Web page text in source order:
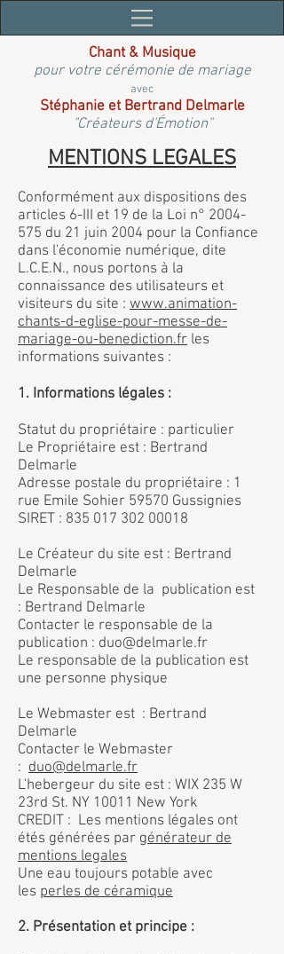
Chant & Musique
pour votre cérémonie de mariage
avec
Stéphanie et Bertrand Delmarle
"Créateurs d'Émotion"
MENTIONS LEGALES
Conformément aux dispositions des
articles 6-III et 19 de la Loi n° 2004-
575 du 21 juin 2004 pour la Confiance
dans l'économie numérique, dite
L.C.E.N., nous portons à la
connaissance des utilisateurs et
visiteurs du site : www.animation-
chants-d-eglise-pour-messe-de-
mariage-ou-benediction.fr les
informations suivantes :
1. Informations légales :
Statut du propriétaire : particulier
Le Propriétaire est : Bertrand
Delmarle
Adresse postale du propriétaire : 1
rue Emile Sohier 59570 Gussignies
SIRET : 835 017 302 00018
Le Créateur du site est : Bertrand
Delmarle
Le Responsable de la publication est
: Bertrand Delmarle
Contacter le responsable de la
publication : duo@delmarle.fr
Le responsable de la publication est
une personne physique
Le Webmaster est : Bertrand
Delmarle
Contacter le Webmaster
: duo@delmarle.fr
L'hebergeur du site est : WIX 235 W
23rd St. NY 10011 New York
CREDIT : Les mentions légales ont
étés générées par générateur de
mentions legales
Une eau toujours potable avec
les perles de céramique
2. Présentation et principe :